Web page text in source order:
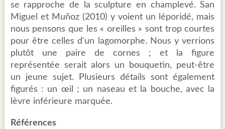
se rapproche de la sculpture en champlevé. San
Miguel et Muñoz (2010) y voient un léporidé, mais
nous pensons que les « oreilles » sont trop courtes
pour être celles d'un lagomorphe. Nous y verrions
plutôt une paire de cornes ; et la figure
représentée serait alors un bouquetin, peut-être
un jeune sujet. Plusieurs détails sont également
figurés : un œil ; un naseau et la bouche, avec la
lèvre inférieure marquée.
Références